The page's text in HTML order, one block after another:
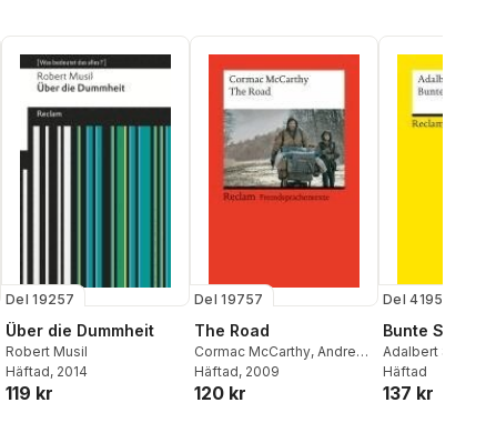
Del 19257
Über die Dummheit
Robert Musil
Häftad, 2014
119 kr
Del 19757
The Road
Cormac McCarthy, Andreas
Gaile
Häftad, 2009
120 kr
Del 4195
Bunte Steine
Adalbert Stifter
Bachmaier
Häftad
137 kr